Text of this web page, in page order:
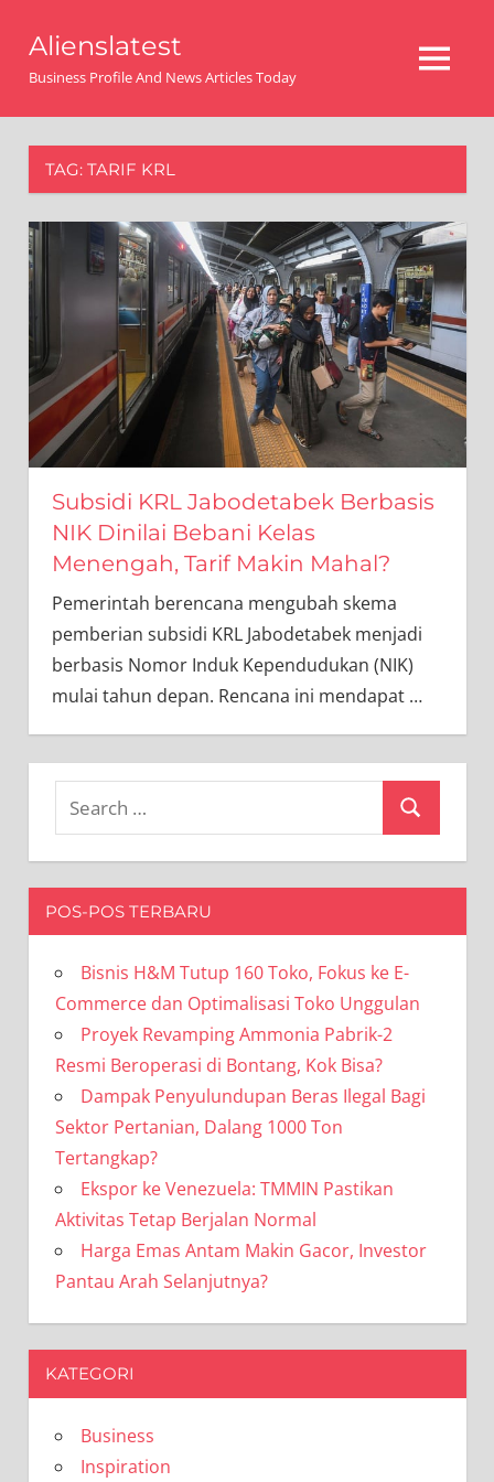
content
Alienslatest
Business Profile And News Articles Today MENU
TAG: TARIF KRL
Subsidi KRL Jabodetabek Berbasis
NIK Dinilai Bebani Kelas
Menengah, Tarif Makin Mahal?
Pemerintah berencana mengubah skema
pemberian subsidi KRL Jabodetabek menjadi
berbasis Nomor Induk Kependudukan (NIK)
mulai tahun depan. Rencana ini mendapat …
Search
POS-POS TERBARU
Bisnis H&M Tutup 160 Toko, Fokus ke E-
Commerce dan Optimalisasi Toko Unggulan
Proyek Revamping Ammonia Pabrik-2
Resmi Beroperasi di Bontang, Kok Bisa?
Dampak Penyulundupan Beras Ilegal Bagi
Sektor Pertanian, Dalang 1000 Ton
Tertangkap?
Ekspor ke Venezuela: TMMIN Pastikan
Aktivitas Tetap Berjalan Normal
Harga Emas Antam Makin Gacor, Investor
Pantau Arah Selanjutnya?
KATEGORI
Business
Inspiration